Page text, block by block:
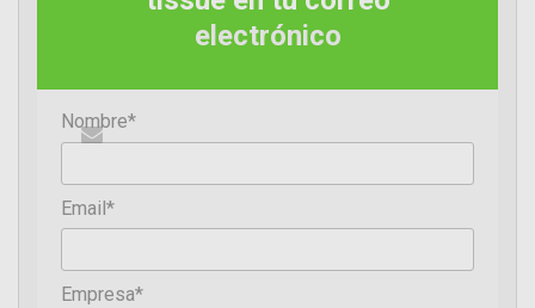
electrónico
Nombre*
Email*
Empresa*